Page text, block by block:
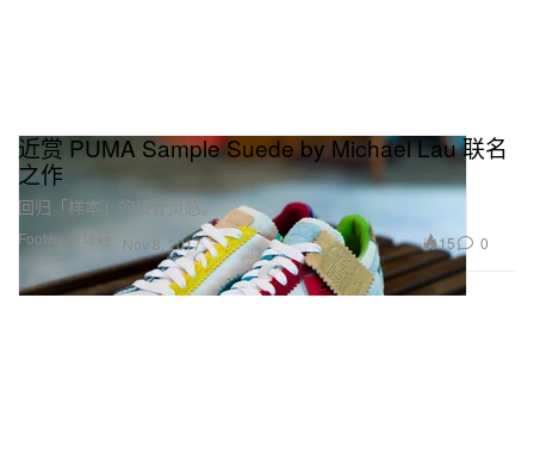
Footwear 球鞋
近赏 PUMA Sample Suede by Michael Lau 联名
之作
回归「样本」的设计灵感。
Nov 8, 2017 15 0